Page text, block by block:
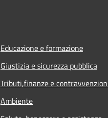
Educazione e formazione
Giustizia e sicurezza pubblica
Tributi,finanze e
Ambiente